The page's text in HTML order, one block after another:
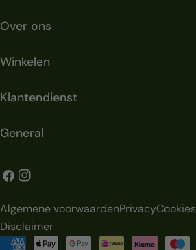
Over ons
Winkelen
Klantendienst
General
Facebook
Instagram
Algemene voorwaardenPrivacyCookies
Disclaimer
Betaalmethoden